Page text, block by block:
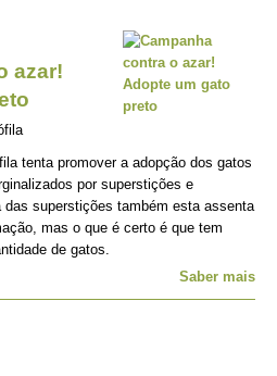
azar!
tenta promover a adopção dos gatos
por superstições e
superstições também esta assenta
mas o que é certo é que tem
de gatos.
Saber mais